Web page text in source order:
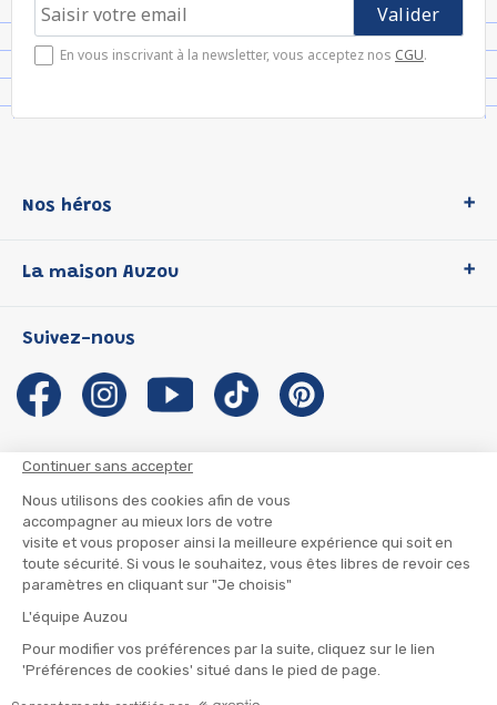
Continuer sans accepter
Nous utilisons des cookies afin de vous
accompagner au mieux lors de votre
visite et vous proposer ainsi la meilleure expérience qui soit en
toute sécurité. Si vous le souhaitez, vous êtes libres de revoir ces
paramètres en cliquant sur "Je choisis"
L'équipe Auzou
Pour modifier vos préférences par la suite, cliquez sur le lien
'Préférences de cookies' situé dans le pied de page.
En vous inscrivant à la newsletter, vous acceptez nos CGU.
Nos héros
P'tit Loup
Les Influenceuses
Migali
Petite Taupe
La maison Auzou
Notre histoire
Auzou s'engage
Auteurs et illustrateurs Auzou
Suivre mon colis
Infos consommateur
Suivez-nous
CGU
CGV
Mentions légales